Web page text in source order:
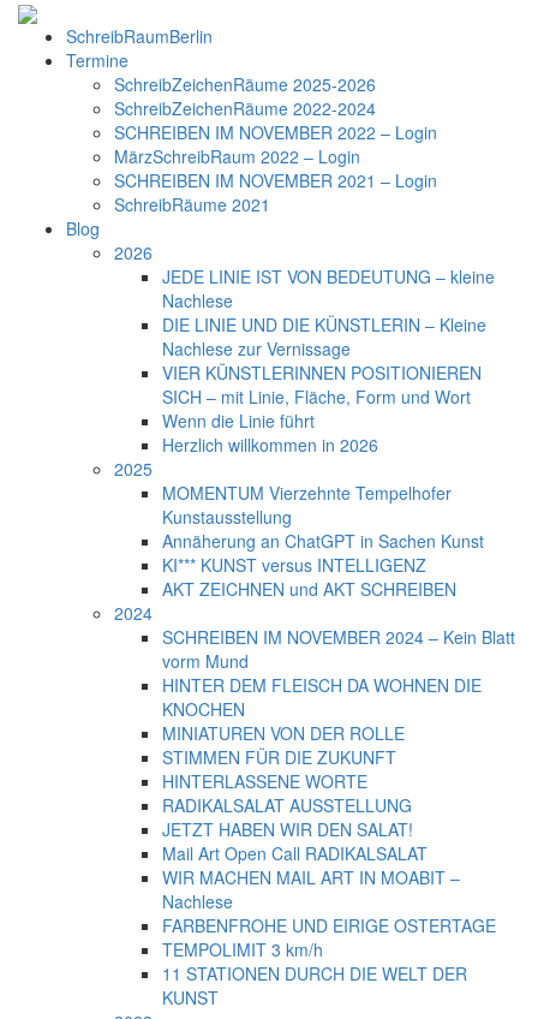
SchreibRaumBerlin
Termine
SchreibZeichenRäume 2025-2026
SchreibZeichenRäume 2022-2024
SCHREIBEN IM NOVEMBER 2022 – Login
MärzSchreibRaum 2022 – Login
SCHREIBEN IM NOVEMBER 2021 – Login
SchreibRäume 2021
Blog
2026
JEDE LINIE IST VON BEDEUTUNG – kleine
Nachlese
DIE LINIE UND DIE KÜNSTLERIN – Kleine
Nachlese zur Vernissage
VIER KÜNSTLERINNEN POSITIONIEREN
SICH – mit Linie, Fläche, Form und Wort
Wenn die Linie führt
Herzlich willkommen in 2026
2025
MOMENTUM Vierzehnte Tempelhofer
Kunstausstellung
Annäherung an ChatGPT in Sachen Kunst
KI*** KUNST versus INTELLIGENZ
AKT ZEICHNEN und AKT SCHREIBEN
2024
SCHREIBEN IM NOVEMBER 2024 – Kein Blatt
vorm Mund
HINTER DEM FLEISCH DA WOHNEN DIE
KNOCHEN
MINIATUREN VON DER ROLLE
STIMMEN FÜR DIE ZUKUNFT
HINTERLASSENE WORTE
RADIKALSALAT AUSSTELLUNG
JETZT HABEN WIR DEN SALAT!
Mail Art Open Call RADIKALSALAT
WIR MACHEN MAIL ART IN MOABIT –
Nachlese
FARBENFROHE UND EIRIGE OSTERTAGE
TEMPOLIMIT 3 km/h
11 STATIONEN DURCH DIE WELT DER
KUNST